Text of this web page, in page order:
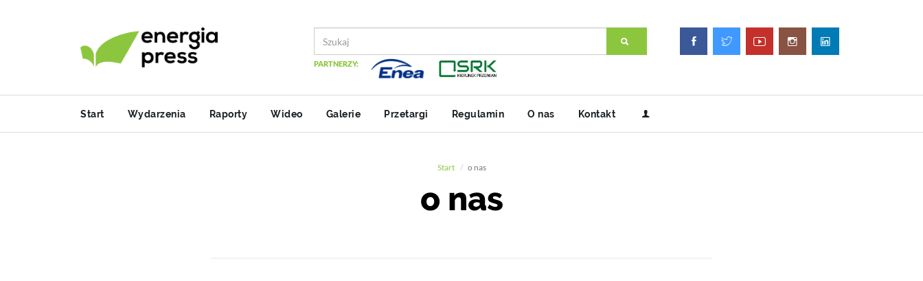
PARTNERZY:
Start Wydarzenia Raporty Wideo Galerie Przetargi Regulamin O nas Kontakt
Start o nas
o nas